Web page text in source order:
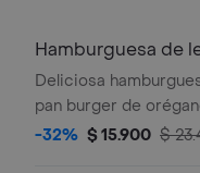
Hamburguesa de
Deliciosa
pan burger de
crema, tocineta, 160
-32% $ 15.900 $